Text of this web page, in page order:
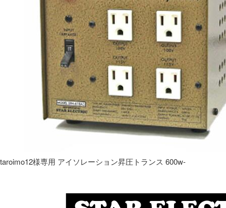
taroimo12様専用 アイソレーション昇圧トランス 600w-